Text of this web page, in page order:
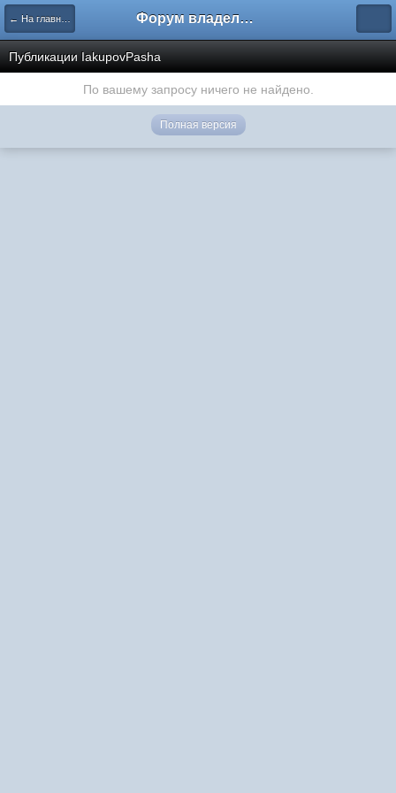
← На главную Форум владельцев интернет-магазинов
Публикации IakupovPasha
По вашему запросу ничего не найдено.
Полная версия